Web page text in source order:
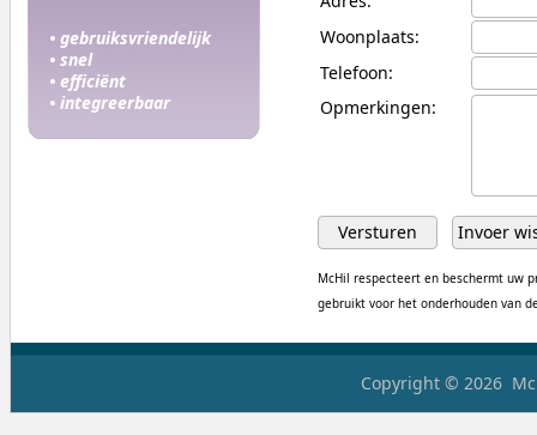
• gebruiksvriendelijk
• snel
• efficiënt
• integreerbaar
Woonplaats:
Telefoon:
Opmerkingen:
McHil respecteert en beschermt uw
gebruikt voor het onderhouden van
Copyright © 2026